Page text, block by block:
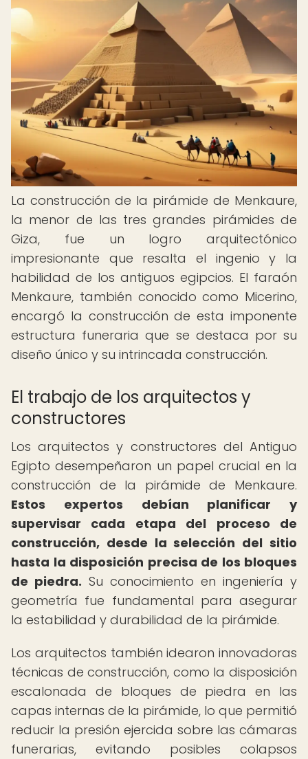
La construcción de la pirámide de Menkaure,
la menor de las tres grandes pirámides de
Giza, fue un logro arquitectónico
impresionante que resalta el ingenio y la
habilidad de los antiguos egipcios. El faraón
Menkaure, también conocido como Micerino,
encargó la construcción de esta imponente
estructura funeraria que se destaca por su
diseño único y su intrincada construcción.
El trabajo de los arquitectos y
constructores
Los arquitectos y constructores del Antiguo
Egipto desempeñaron un papel crucial en la
construcción de la pirámide de Menkaure.
Estos expertos debían planificar y
supervisar cada etapa del proceso de
construcción, desde la selección del sitio
hasta la disposición precisa de los bloques
de piedra. Su conocimiento en ingeniería y
geometría fue fundamental para asegurar
la estabilidad y durabilidad de la pirámide.
Los arquitectos también idearon innovadoras
técnicas de construcción, como la disposición
escalonada de bloques de piedra en las
capas internas de la pirámide, lo que permitió
reducir la presión ejercida sobre las cámaras
funerarias, evitando posibles colapsos